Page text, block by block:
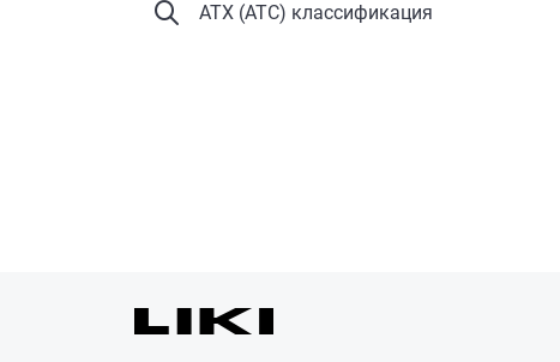
АТХ (ATC) классификация